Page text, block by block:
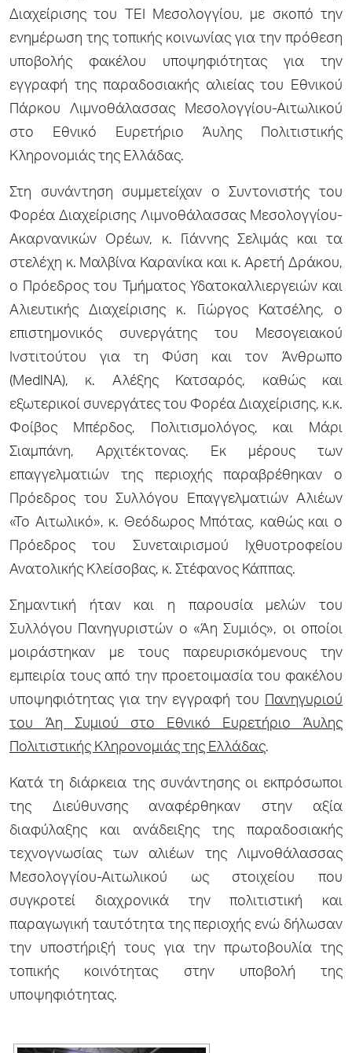
Διαχείρισης του ΤΕΙ Μεσολογγίου, με σκοπό την
ενημέρωση της τοπικής κοινωνίας για την πρόθεση
υποβολής φακέλου υποψηφιότητας για την
εγγραφή της παραδοσιακής αλιείας του Εθνικού
Πάρκου Λιμνοθάλασσας Μεσολογγίου-Αιτωλικού
στο Εθνικό Ευρετήριο Άυλης Πολιτιστικής
Κληρονομιάς της Ελλάδας.
Στη συνάντηση συμμετείχαν ο Συντονιστής του
Φορέα Διαχείρισης Λιμνοθάλασσας Μεσολογγίου-
Ακαρνανικών Ορέων, κ. Γιάννης Σελιμάς και τα
στελέχη κ. Μαλβίνα Καρανίκα και κ. Αρετή Δράκου,
ο Πρόεδρος του Τμήματος Υδατοκαλλιεργειών και
Αλιευτικής Διαχείρισης κ. Γιώργος Κατσέλης, ο
επιστημονικός συνεργάτης του Μεσογειακού
Ινστιτούτου για τη Φύση και τον Άνθρωπο
(MedINA), κ. Αλέξης Κατσαρός, καθώς και
εξωτερικοί συνεργάτες του Φορέα Διαχείρισης, κ.κ.
Φοίβος Μπέρδος, Πολιτισμολόγος, και Μάρι
Σιαμπάνη, Αρχιτέκτονας. Εκ μέρους των
επαγγελματιών της περιοχής παραβρέθηκαν ο
Πρόεδρος του Συλλόγου Επαγγελματιών Αλιέων
«Το Αιτωλικό», κ. Θεόδωρος Μπότας, καθώς και ο
Πρόεδρος του Συνεταιρισμού Ιχθυοτροφείου
Ανατολικής Κλείσοβας, κ. Στέφανος Κάππας.
Σημαντική ήταν και η παρουσία μελών του
Συλλόγου Πανηγυριστών ο «Άη Συμιός», οι οποίοι
μοιράστηκαν με τους παρευρισκόμενους την
εμπειρία τους από την προετοιμασία του φακέλου
υποψηφιότητας για την εγγραφή του Πανηγυριού
του Άη Συμιού στο Εθνικό Ευρετήριο Άυλης
Πολιτιστικής Κληρονομιάς της Ελλάδας.
Κατά τη διάρκεια της συνάντησης οι εκπρόσωποι
της Διεύθυνσης αναφέρθηκαν στην αξία
διαφύλαξης και ανάδειξης της παραδοσιακής
τεχνογνωσίας των αλιέων της Λιμνοθάλασσας
Μεσολογγίου-Αιτωλικού ως στοιχείου που
συγκροτεί διαχρονικά την πολιτιστική και
παραγωγική ταυτότητα της περιοχής ενώ δήλωσαν
την υποστήριξή τους για την πρωτοβουλία της
τοπικής κοινότητας στην υποβολή της
υποψηφιότητας.